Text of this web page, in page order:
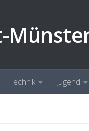
Technik Jugend